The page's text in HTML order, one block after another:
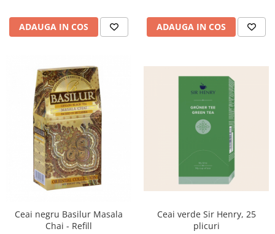
ADAUGA IN COS ADAUGA IN COS
Ceai negru Basilur Masala
Chai - Refill
Ceai verde Sir Henry, 25
plicuri